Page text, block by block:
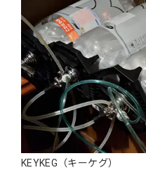
KEYKEG（キーケグ）